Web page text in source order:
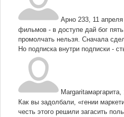
Арно 233, 11
фильмов - в доступе дай бог
промолчать нельзя. Сначала
Но подписка внутри подписки -
Margaritaмаргарита,
Как вы задолбали, «гении
честь этого решили загасить